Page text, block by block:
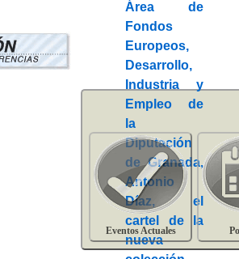
Eventos Actuales